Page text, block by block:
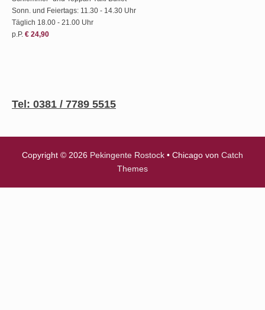
Sonn. und Feiertags: 11.30 - 14.30 Uhr
Täglich 18.00 - 21.00 Uhr
p.P. € 24,90
Tel: 0381 / 7789 5515
Copyright © 2026 Pekingente Rostock • Chicago von Catch
Themes